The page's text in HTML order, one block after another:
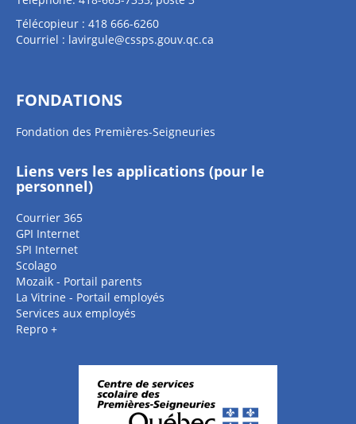
Télécopieur : 418 666-6260
Courriel : lavirgule@cssps.gouv.qc.ca
FONDATIONS
Fondation des Premières-Seigneuries
Liens vers les applications (pour le
personnel)
Courrier 365
GPI Internet
SPI Internet
Scolago
Mozaik - Portail parents
La Vitrine - Portail employés
Services aux employés
Repro +